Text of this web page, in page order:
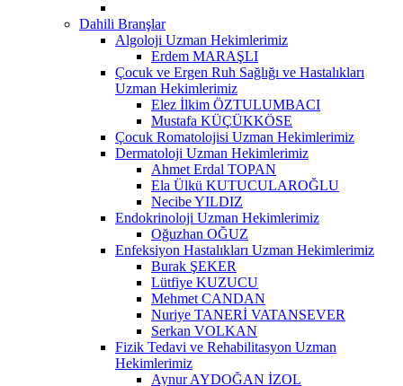
Dahili Branşlar
Algoloji Uzman Hekimlerimiz
Erdem MARAŞLI
Çocuk ve Ergen Ruh Sağlığı ve Hastalıkları
Uzman Hekimlerimiz
Elez İlkim ÖZTULUMBACI
Mustafa KÜÇÜKKÖSE
Çocuk Romatolojisi Uzman Hekimlerimiz
Dermatoloji Uzman Hekimlerimiz
Ahmet Erdal TOPAN
Ela Ülkü KUTUCULAROĞLU
Necibe YILDIZ
Endokrinoloji Uzman Hekimlerimiz
Oğuzhan OĞUZ
Enfeksiyon Hastalıkları Uzman Hekimlerimiz
Burak ŞEKER
Lütfiye KUZUCU
Mehmet CANDAN
Nuriye TANERİ VATANSEVER
Serkan VOLKAN
Fizik Tedavi ve Rehabilitasyon Uzman
Hekimlerimiz
Aynur AYDOĞAN İZOL